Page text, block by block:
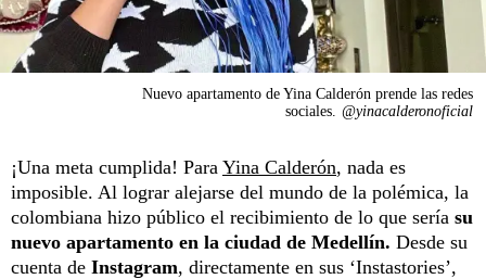
Nuevo apartamento de Yina Calderón prende las redes
sociales. @yinacalderonoficial
¡Una meta cumplida! Para Yina Calderón, nada es
imposible. Al lograr alejarse del mundo de la polémica, la
colombiana hizo público el recibimiento de lo que sería su
nuevo apartamento en la ciudad de Medellín. Desde su
cuenta de Instagram, directamente en sus ‘Instastories’,